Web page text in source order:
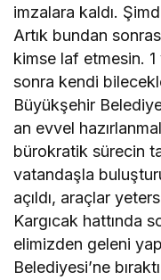
imzalara kaldı.
Artık bundan
kimse laf etmesin. 1
sonra kendi
Büyükşehir
an evvel
bürokratik sürecin
vatandaşla
açıldı, araçlar
Kargıcak hattında
elimizden geleni
Belediyesi’ne